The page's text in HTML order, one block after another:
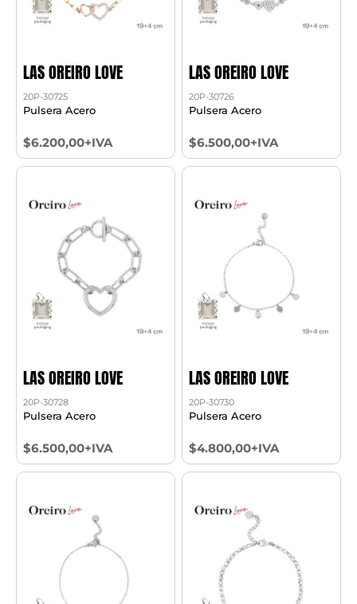
LAS OREIRO LOVE
20P-30725
Pulsera Acero
$6.200,00+IVA
LAS OREIRO LOVE
20P-30726
Pulsera Acero
$6.500,00+IVA
LAS OREIRO LOVE
20P-30728
Pulsera Acero
$6.500,00+IVA
LAS OREIRO LOVE
20P-30730
Pulsera Acero
$4.800,00+IVA